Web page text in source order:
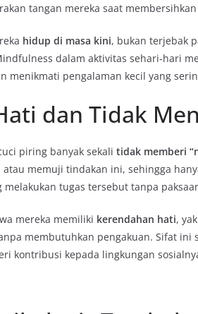
tangan mereka saat
hidup di masa kini, bukan terjebak
dalam aktivitas sehari-hari
menikmati pengalaman kecil yang
dan Tidak
piring banyak sekali tidak memberi
memuji tindakan ini, sehingga
tugas tersebut tanpa
mereka memiliki kerendahan hati,
membutuhkan pengakuan. Sifat
kontribusi kepada lingkungan